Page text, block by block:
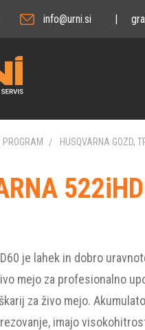
info@urni.si |
HUSQVARNA GOZD,
je lahek in dobro
mejo za profesionalno
za živo mejo.
imajo